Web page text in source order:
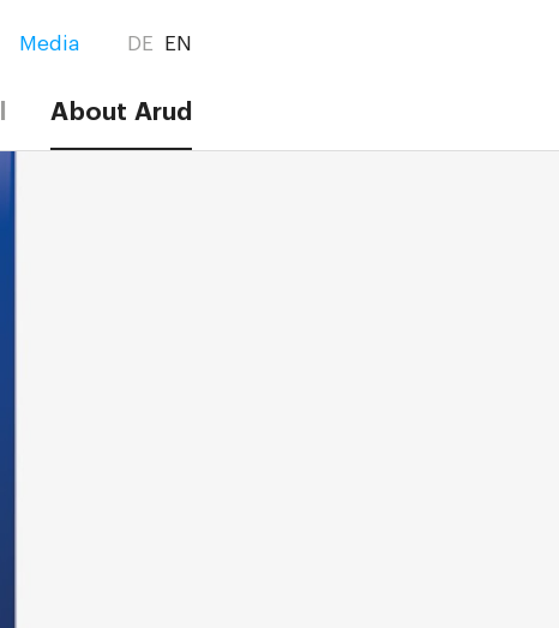
Media DE EN
About Arud